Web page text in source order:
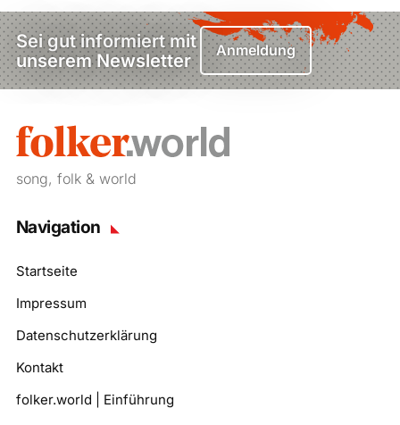
Sei gut informiert mit
unserem Newsletter
Anmeldung
song, folk & world
Navigation
Startseite
Impressum
Datenschutzerklärung
Kontakt
folker.world | Einführung